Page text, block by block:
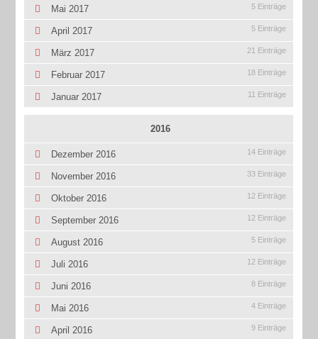
Mai 2017 5 Einträge
April 2017 5 Einträge
März 2017 21 Einträge
Februar 2017 18 Einträge
Januar 2017 11 Einträge
2016
Dezember 2016 14 Einträge
November 2016 33 Einträge
Oktober 2016 12 Einträge
September 2016 12 Einträge
August 2016 5 Einträge
Juli 2016 12 Einträge
Juni 2016 8 Einträge
Mai 2016 4 Einträge
April 2016 9 Einträge